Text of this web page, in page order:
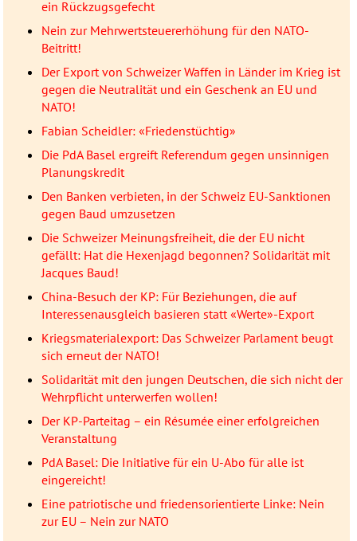
ein Rückzugsgefecht
Nein zur Mehrwertsteuererhöhung für den NATO-
Beitritt!
Der Export von Schweizer Waffen in Länder im Krieg ist
gegen die Neutralität und ein Geschenk an EU und
NATO!
Fabian Scheidler: «Friedenstüchtig»
Die PdA Basel ergreift Referendum gegen unsinnigen
Planungskredit
Den Banken verbieten, in der Schweiz EU-Sanktionen
gegen Baud umzusetzen
Die Schweizer Meinungsfreiheit, die der EU nicht
gefällt: Hat die Hexenjagd begonnen? Solidarität mit
Jacques Baud!
China-Besuch der KP: Für Beziehungen, die auf
Interessenausgleich basieren statt «Werte»-Export
Kriegsmaterialexport: Das Schweizer Parlament beugt
sich erneut der NATO!
Solidarität mit den jungen Deutschen, die sich nicht der
Wehrpflicht unterwerfen wollen!
Der KP-Parteitag – ein Résumée einer erfolgreichen
Veranstaltung
PdA Basel: Die Initiative für ein U-Abo für alle ist
eingereicht!
Eine patriotische und friedensorientierte Linke: Nein
zur EU – Nein zur NATO